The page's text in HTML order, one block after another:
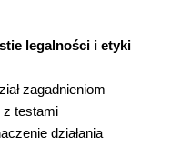
programu
legalności i etyki
zagadnieniom
testami
działania